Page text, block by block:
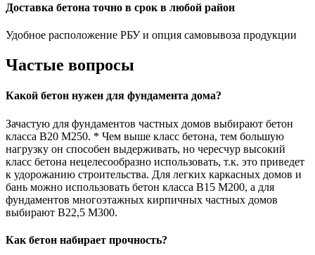
Доставка бетона точно в срок в любой район
Удобное расположение РБУ и опция самовывоза продукции
Частые вопросы
Какой бетон нужен для фундамента дома?
Зачастую для фундаментов частных домов выбирают бетон
класса В20 М250. * Чем выше класс бетона, тем большую
нагрузку он способен выдерживать, но чересчур высокий
класс бетона нецелесообразно использовать, т.к. это приведет
к удорожанию строительства. Для легких каркасных домов и
бань можно использовать бетон класса В15 М200, а для
фундаментов многоэтажных кирпичных частных домов
выбирают В22,5 М300.
Как бетон набирает прочность?